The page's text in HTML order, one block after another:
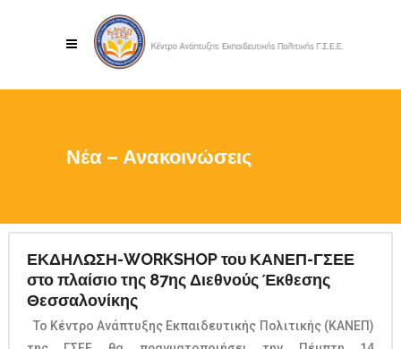
Νέα – Ανακοινώσεις
ΕΚΔΗΛΩΣΗ-WORKSHOP του ΚΑΝΕΠ-ΓΣΕΕ
στο πλαίσιο της 87ης Διεθνούς Έκθεσης
Θεσσαλονίκης
Το Κέντρο Ανάπτυξης Εκπαιδευτικής Πολιτικής (ΚΑΝΕΠ)